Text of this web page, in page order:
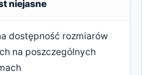
niejasne
dostępność rozmiarów
na poszczególnych